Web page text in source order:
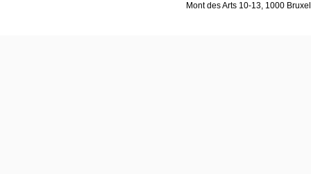
Mont des Arts 10-13, 1000